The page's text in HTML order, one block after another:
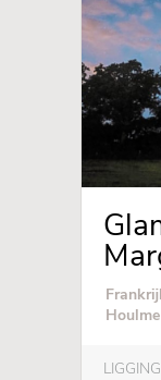
Houlme
LIGGING